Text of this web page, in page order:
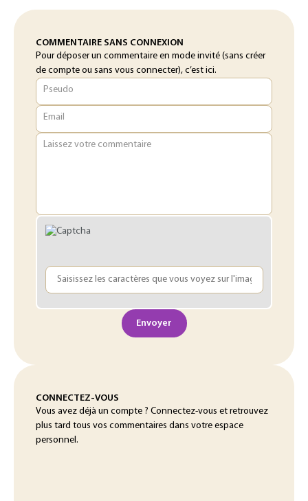
COMMENTAIRE SANS CONNEXION
Pour déposer un commentaire en mode invité (sans créer
de compte ou sans vous connecter), c’est ici.
Pseudo
Email
Laissez votre commentaire
Envoyer
CONNECTEZ-VOUS
Vous avez déjà un compte ? Connectez-vous et retrouvez
plus tard tous vos commentaires dans votre espace
personnel.